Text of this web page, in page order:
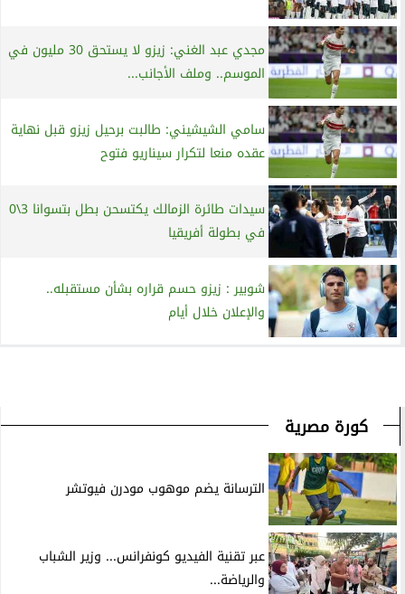
مجدي عبد الغني: زيزو لا يستحق 30 مليون في
الموسم.. وملف الأجانب...
سامي الشيشيني: طالبت برحيل زيزو قبل نهاية
عقده منعا لتكرار سيناريو فتوح
سيدات طائرة الزمالك يكتسحن بطل بتسوانا 3\0
في بطولة أفريقيا
شوبير : زيزو حسم قراره بشأن مستقبله..
والإعلان خلال أيام
كورة مصرية
الترسانة يضم موهوب مودرن فيوتشر
عبر تقنية الفيديو كونفرانس... وزير الشباب
والرياضة...